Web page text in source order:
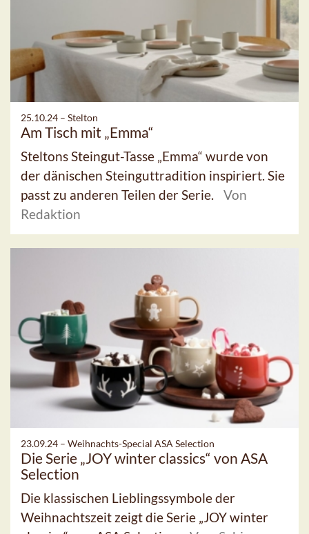
25.10.24 – Stelton
Am Tisch mit „Emma“
Steltons Steingut-Tasse „Emma“ wurde von
der dänischen Steinguttradition inspiriert. Sie
passt zu anderen Teilen der Serie.
Von
Redaktion
23.09.24 – Weihnachts-Special ASA Selection
Die Serie „JOY winter classics“ von ASA
Selection
Die klassischen Lieblingssymbole der
Weihnachtszeit zeigt die Serie „JOY winter